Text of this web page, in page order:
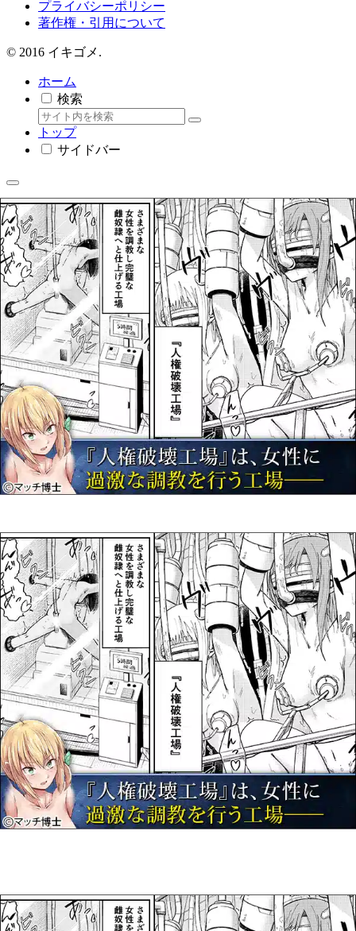
プライバシーポリシー
著作権・引用について
© 2016 イキゴメ.
ホーム
検索
トップ
サイドバー